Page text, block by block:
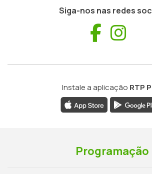
Siga-nos nas redes
Instale a aplicação RTP
Programação